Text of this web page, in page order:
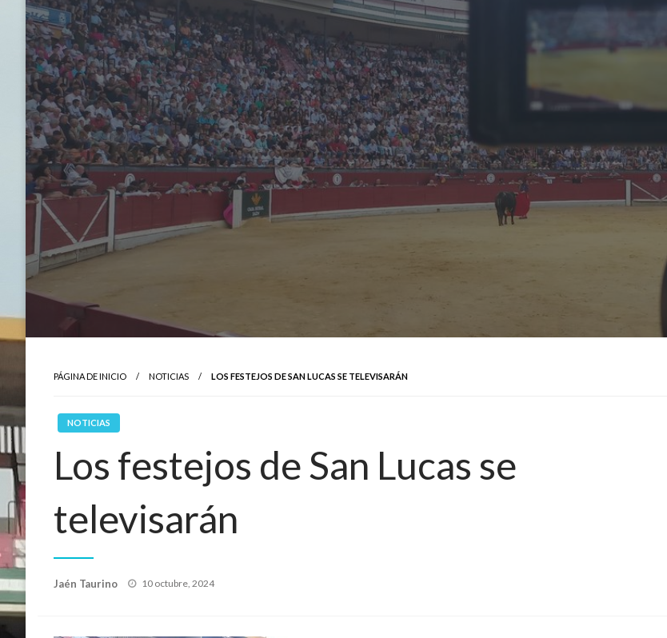
PÁGINA DE INICIO NOTICIAS LOS FESTEJOS DE SAN LUCAS SE TELEVISARÁN
NOTICIAS
Los festejos de San Lucas se
televisarán
Jaén Taurino
Publicado
10 octubre, 2024